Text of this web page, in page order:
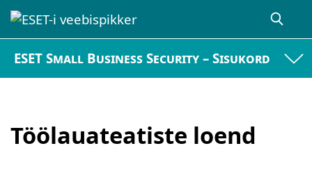
ESET Small Business Security – Sisukord
Töölauateatiste loend